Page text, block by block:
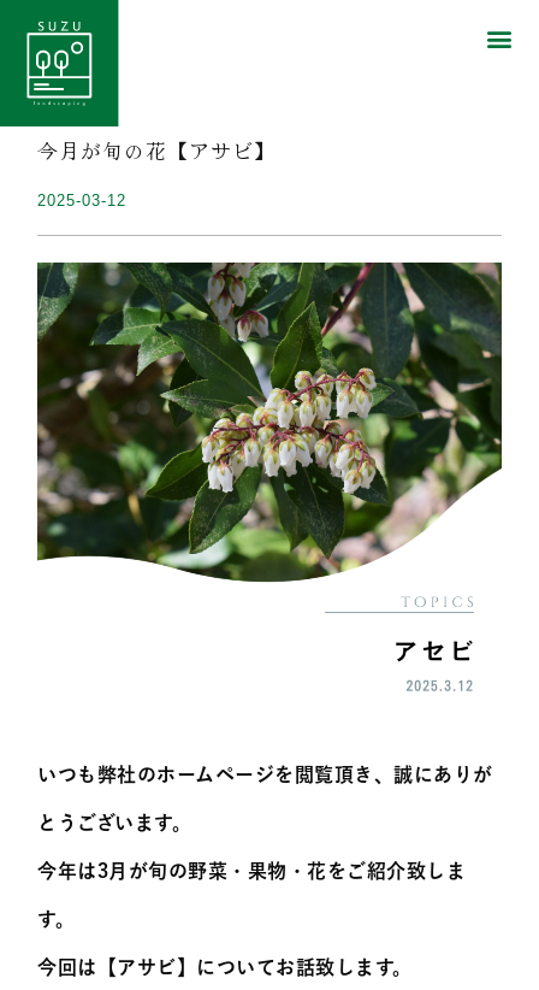
今月が旬の花【アサビ】
2025-03-12
いつも弊社のホームページを閲覧頂き、誠にありが
とうございます。
今年は3月が旬の野菜・果物・花をご紹介致しま
す。
今回は【アサビ】についてお話致します。